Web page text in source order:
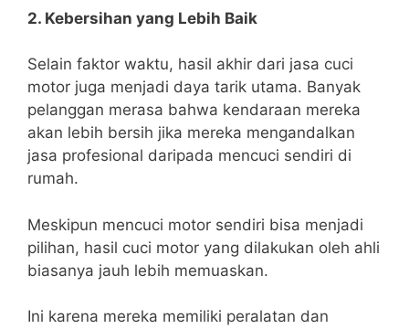
2. Kebersihan yang Lebih Baik
Selain faktor waktu, hasil akhir dari jasa cuci
motor juga menjadi daya tarik utama. Banyak
pelanggan merasa bahwa kendaraan mereka
akan lebih bersih jika mereka mengandalkan
jasa profesional daripada mencuci sendiri di
rumah.
Meskipun mencuci motor sendiri bisa menjadi
pilihan, hasil cuci motor yang dilakukan oleh ahli
biasanya jauh lebih memuaskan.
Ini karena mereka memiliki peralatan dan